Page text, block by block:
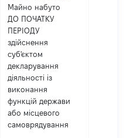
Майно набуто
ДО ПОЧАТКУ
ПЕРІОДУ
здійснення
суб'єктом
декларування
діяльності із
виконання
функцій держави
або місцевого
самоврядування